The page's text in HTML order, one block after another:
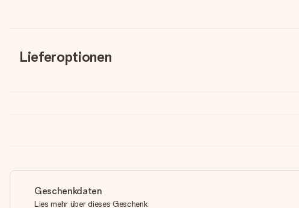
Lieferoptionen
Geschenkdaten
Lies mehr über dieses Geschenk